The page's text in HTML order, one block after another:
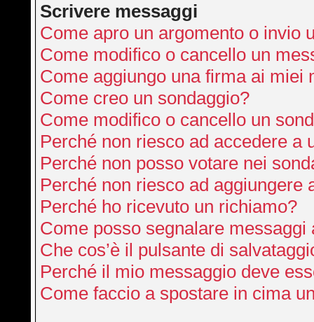
Scrivere messaggi
Come apro un argomento o invio
Come modifico o cancello un
Come aggiungo una firma ai miei
Come creo un sondaggio?
Come modifico o cancello un
Perché non riesco ad accedere a
Perché non posso votare nei
Perché non riesco ad aggiungere
Perché ho ricevuto un richiamo?
Come posso segnalare messaggi
Che cos’è il pulsante di
Perché il mio messaggio deve
Come faccio a spostare in cima